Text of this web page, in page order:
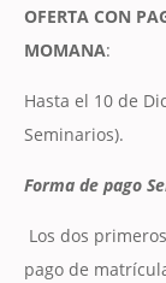
OFERTA CON
MOMANA:
Hasta el 10 de
Seminarios).
Forma de pago
Los dos
pago de